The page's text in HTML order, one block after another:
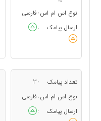
نوع اس ام اس : فارسی
ارسال پیامک
:
تعداد پیامک :
3
نوع اس ام اس : فارسی
ارسال پیامک
: